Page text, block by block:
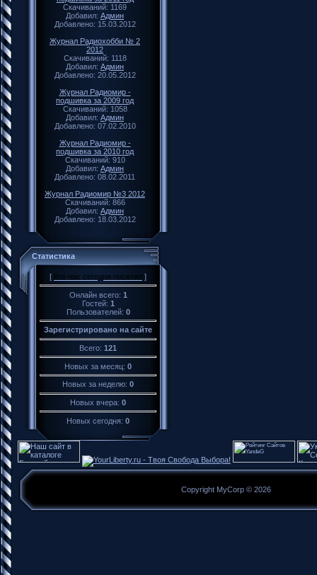
Скачиваний: 1169
Добавил: Админ
Добавлено: 15.03.2012
Журнал Радиохобби № 2
2012
Скачиваний: 1118
Добавил: Админ
Добавлено: 20.05.2012
Журнал Радиомир -
подшивка за 2009 год
Скачиваний: 1058
Добавил: Админ
Добавлено: 07.02.2010
Журнал Радиомир -
подшивка за 2010 год
Скачиваний: 910
Добавил: Админ
Добавлено: 08.02.2011
Журнал Радиомир №3 2012
Скачиваний: 866
Добавил: Админ
Добавлено: 18.03.2012
Статистика
[ Кто нас сегодня посетил ]
Онлайн всего: 1
Гостей: 1
Пользователей: 0
Зарегистрировано на сайте
Всего: 121
Новых за месяц: 0
Новых за неделю: 0
Новых вчера: 0
Новых сегодня: 0
Copyright MyCorp © 2026